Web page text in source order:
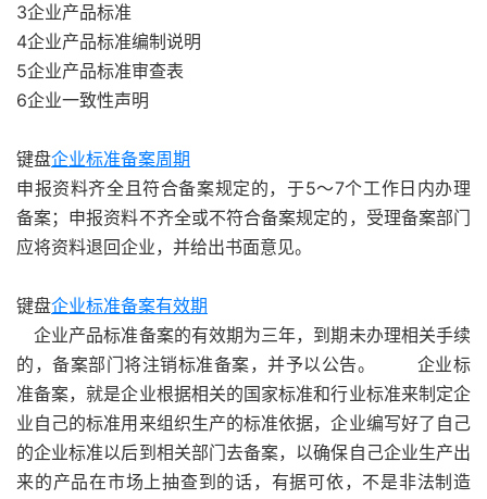
3企业产品标准
4企业产品标准编制说明
5企业产品标准审查表
6企业一致性声明
键盘企业标准备案周期
申报资料齐全且符合备案规定的，于5～7个工作日内办理
备案；申报资料不齐全或不符合备案规定的，受理备案部门
应将资料退回企业，并给出书面意见。
键盘企业标准备案有效期
企业产品标准备案的有效期为三年，到期未办理相关手续
的，备案部门将注销标准备案，并予以公告。 企业标
准备案，就是企业根据相关的国家标准和行业标准来制定企
业自己的标准用来组织生产的标准依据，企业编写好了自己
的企业标准以后到相关部门去备案，以确保自己企业生产出
来的产品在市场上抽查到的话，有据可依，不是非法制造